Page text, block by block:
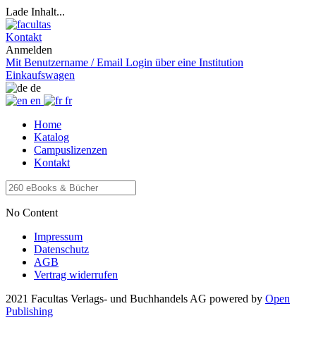
Lade Inhalt...
Kontakt
Anmelden
Mit Benutzername / Email Login über eine Institution
Einkaufswagen
de
en
fr
Home
Katalog
Campuslizenzen
Kontakt
No Content
Impressum
Datenschutz
AGB
Vertrag widerrufen
2021 Facultas Verlags- und Buchhandels AG powered by Open
Publishing